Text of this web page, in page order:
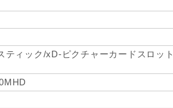
ィック/xD-ピクチャーカードスロット